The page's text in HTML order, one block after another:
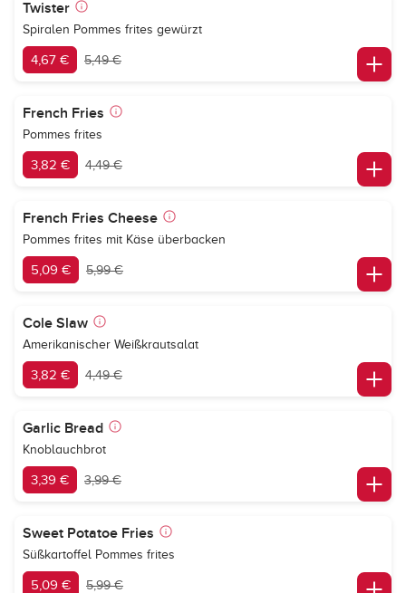
Twister
Spiralen Pommes frites gewürzt
4,67 € 5,49 €
French Fries
Pommes frites
3,82 € 4,49 €
French Fries Cheese
Pommes frites mit Käse überbacken
5,09 € 5,99 €
Cole Slaw
Amerikanischer Weißkrautsalat
3,82 € 4,49 €
Garlic Bread
Knoblauchbrot
3,39 € 3,99 €
Sweet Potatoe Fries
Süßkartoffel Pommes frites
5,09 € 5,99 €